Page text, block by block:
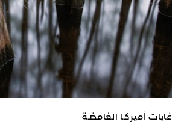
غابات أميركـا الغامضـة